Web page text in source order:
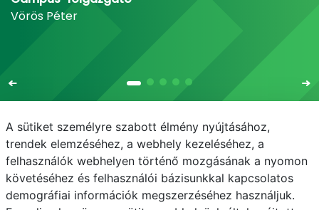
Vörös Péter
E-mail Telefonkönyv NEPTUN
E-learning
Adatvédelem
A sütiket személyre szabott élmény nyújtásához,
trendek elemzéséhez, a webhely kezeléséhez, a
felhasználók webhelyen történő mozgásának a nyomon
követéséhez és felhasználói bázisunkkal kapcsolatos
demográfiai információk megszerzéséhez használjuk.